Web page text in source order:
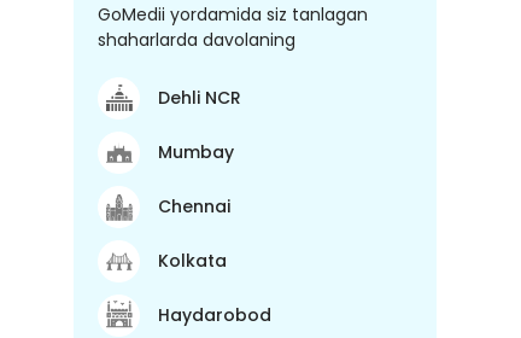
GoMedii yordamida siz tanlagan
shaharlarda davolaning
Dehli NCR
Mumbay
Chennai
Kolkata
Haydarobod